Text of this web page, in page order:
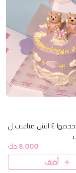
ميني كيك حجمها ٤ انش مناسب ل
8.000 دك
أضف